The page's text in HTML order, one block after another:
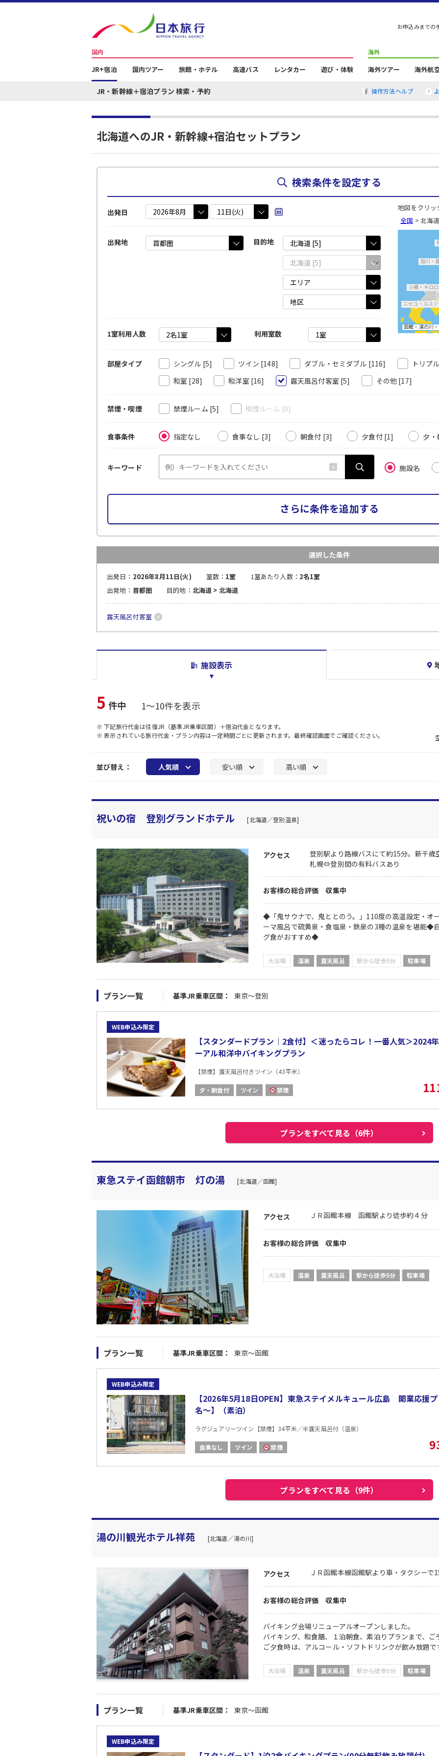
お申込みまでの
国内
JR+宿泊 国内ツアー 旅館・ホテル 高速バス レンタカー 遊び・体験
海外
海外ツアー 海外航
JR・新幹線＋宿泊プラン 検索・予約 操作方法ヘルプ
北海道へのJR・新幹線+宿泊セットプラン
検索条件を設定する
出発日
出発地 目的地
1室利用人数 利用室数
地図をクリッ
全国 > 北海
旭川・
函館・湯の川
ニセコ・ルスツ
小樽・キロロ
部屋タイプ シングル [5] ツイン [148] ダブル・セミダブル [116]
トリプ
和室 [28] 和洋室 [16] 露天風呂付客室 [5] その他 [17]
禁煙・喫煙 禁煙ルーム [5] 喫煙ルーム [0]
食事条件 指定なし 食事なし [3] 朝食付 [3] 夕食付 [1] 夕
キーワード 施設名
さらに条件を追加する
選択した条件
出発日： 2026年8月11日(火) 室数： 1室 1室あたり人数： 2名1室
出発地： 首都圏 目的地： 北海道 > 北海道
露天風呂付客室
施設表示
5 件中 1～10件を表示
※ 下記旅行代金は往復JR（基準JR乗車区間）＋宿泊代金となります。
※ 表示されている旅行代金・プラン内容は一定時間ごとに更新されます。最終確認画面でご確認ください。
並び替え： 人気順 安い順 高い順
祝いの宿 登別グランドホテル [北海道／登別温泉]
アクセス
登別駅より路線バスにて約15分。新千
札幌⇔登別間の有料バスあり
お客様の総合評価 収集中
◆「鬼サウナで、鬼ととのう。」110度の高温設定・オ
ーマ風呂で硫黄泉・食塩泉・鉄泉の3種の温泉を堪能◆
グ食がおすすめ◆
大浴場 温泉 露天風呂 駅から徒歩5分 駐車場
プラン一覧 基準JR乗車区間： 東京～登別
WEB申込み限定
【スタンダードプラン｜2食付】＜迷ったらコレ！一番人気＞2024
ーアル和洋中バイキングプラン
【禁煙】露天風呂付きツイン（43平米）
夕・朝食付 ツイン 禁煙
プランをすべて見る（6件）
東急ステイ函館朝市 灯の湯 [北海道／函館]
アクセス ＪＲ函館本線 函館駅より徒歩約４分
お客様の総合評価 収集中
大浴場 温泉 露天風呂 駅から徒歩5分 駐車場
プラン一覧 基準JR乗車区間： 東京～函館
WEB申込み限定
【2026年5月18日OPEN】東急ステイメルキュール広島 開業応援
名〜】（素泊）
ラグジュアリーツイン【禁煙】34平米／半露天風呂付（温泉）
食事なし ツイン 禁煙
プランをすべて見る（9件）
湯の川観光ホテル祥苑 [北海道／湯の川]
アクセス ＪＲ函館本線函館駅より車・タクシーで
お客様の総合評価 収集中
バイキング会場リニューアルオープンしました。
バイキング、和食膳、１泊朝食、素泊りプランまで、
ご夕食時は、アルコール・ソフトドリンクが飲み放題
大浴場 温泉 露天風呂 駅から徒歩5分 駐車場
プラン一覧 基準JR乗車区間： 東京～函館
WEB申込み限定